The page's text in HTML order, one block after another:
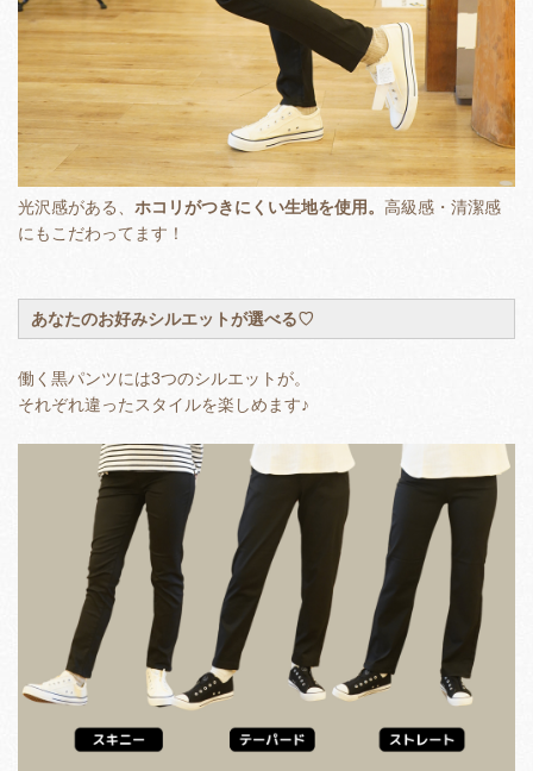
光沢感がある、 ホコリがつきにくい生地を使用。 高級感・清潔感
にもこだわってます！
あなたのお好みシルエットが選べる♡
働く黒パンツには3つのシルエットが。
それぞれ違ったスタイルを楽しめます♪